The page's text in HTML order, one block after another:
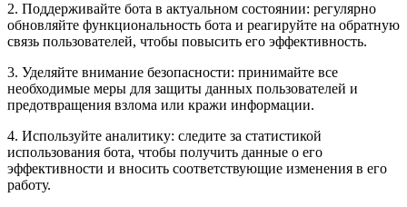
2. Поддерживайте бота в актуальном состоянии: регулярно
обновляйте функциональность бота и реагируйте на обратную
связь пользователей, чтобы повысить его эффективность.
3. Уделяйте внимание безопасности: принимайте все
необходимые меры для защиты данных пользователей и
предотвращения взлома или кражи информации.
4. Используйте аналитику: следите за статистикой
использования бота, чтобы получить данные о его
эффективности и вносить соответствующие изменения в его
работу.